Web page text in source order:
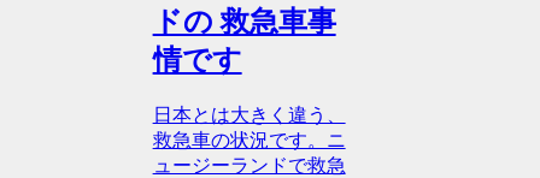
ドの 救急車事
情です
日本とは大きく違う、
救急車の状況です。ニ
ュージーランドで救急